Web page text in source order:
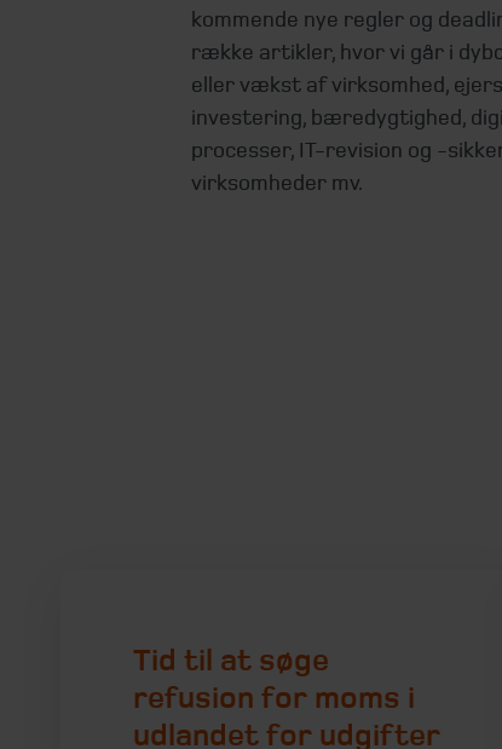
kommende nye regler og
række artikler, hvor vi går i
eller vækst af virksomhed,
investering, bæredygtighed,
processer, IT-revision og -
virksomheder mv.
Tid til at søge
refusion for moms i
udlandet for udgifter